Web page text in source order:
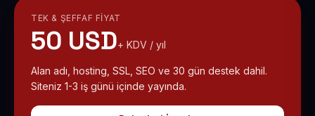
TEK & ŞEFFAF FIYAT
50 USD+ KDV / yıl
Alan adı, hosting, SSL, SEO ve 30 gün destek dahil.
Siteniz 1-3 iş günü içinde yayında.